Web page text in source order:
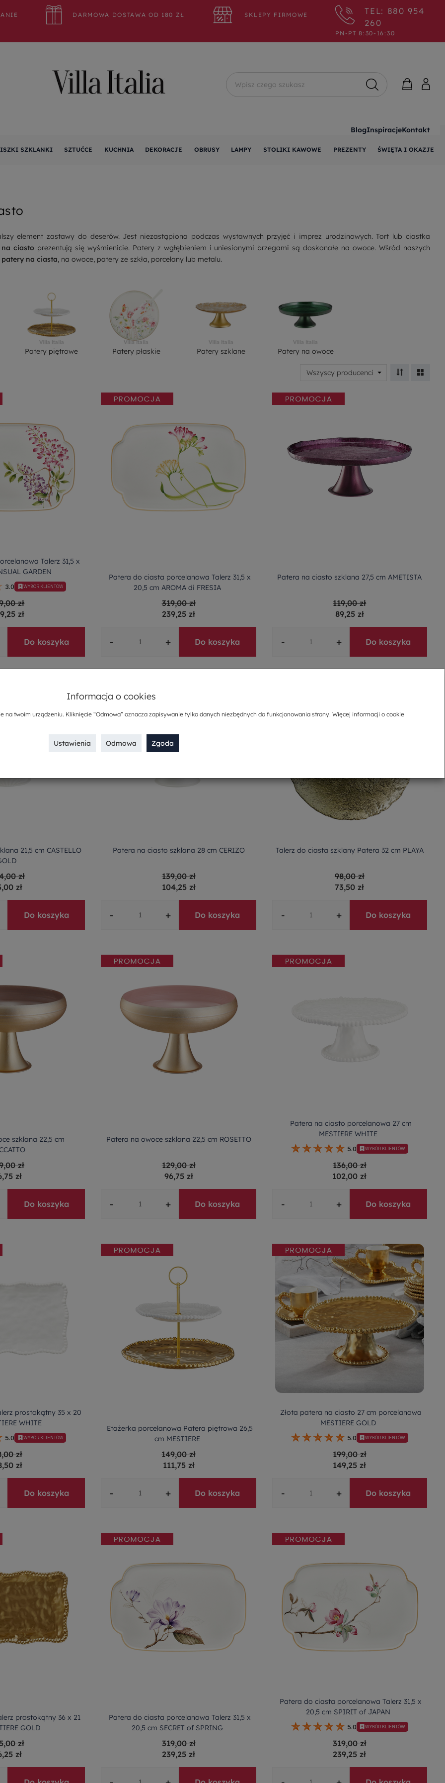
DARMOWA DOSTAWA OD 180 ZŁ SKLEPY FIRMOWE
TEL: 880 954
260
PN-PT 8:30-16:30
Wyszukaj
BlogInspiracjeKontakt
SZKLANKI SZTUĆCE KUCHNIA DEKORACJE OBRUSY LAMPY STOLIKI KAWOWE PREZENTY ŚWIĘTA I OKAZJE
element zastawy do deserów. Jest niezastąpiona podczas wystawnych przyjęć i imprez urodzinowych. Tort lub ciastka
ciasto prezentują się wyśmienicie. Patery z wgłębieniem i uniesionymi brzegami są doskonałe na owoce. Wśród naszych
patery na ciasta, na owoce, patery ze szkła, porcelany lub metalu.
Patery piętrowe Patery płaskie Patery szklane Patery na owoce
Talerz 31,5 x
GARDEN
3.0 WYBÓR KLIENTÓW
zł
zł
Do koszyka
Patera do ciasta porcelanowa Talerz 31,5 x
20,5 cm AROMA di FRESIA
319,00 zł
239,25 zł
- + Do koszyka
Patera na ciasto szklana 27,5 cm AMETISTA
119,00 zł
89,25 zł
- + Do koszyka
21,5 cm CASTELLO
zł
zł
Do koszyka
Patera na ciasto szklana 28 cm CERIZO
139,00 zł
104,25 zł
- + Do koszyka
Talerz do ciasta szklany Patera 32 cm PLAYA
98,00 zł
73,50 zł
- + Do koszyka
szklana 22,5 cm
zł
zł
Do koszyka
Patera na owoce szklana 22,5 cm ROSETTO
129,00 zł
96,75 zł
- + Do koszyka
Patera na ciasto porcelanowa 27 cm
MESTIERE WHITE
5.0 WYBÓR KLIENTÓW
136,00 zł
102,00 zł
- + Do koszyka
prostokątny 35 x 20
WHITE
5.0 WYBÓR KLIENTÓW
zł
zł
Do koszyka
Etażerka porcelanowa Patera piętrowa 26,5
cm MESTIERE
149,00 zł
111,75 zł
- + Do koszyka
Złota patera na ciasto 27 cm porcelanowa
MESTIERE GOLD
5.0 WYBÓR KLIENTÓW
199,00 zł
149,25 zł
- + Do koszyka
prostokątny 36 x 21
GOLD
zł
zł
Patera do ciasta porcelanowa Talerz 31,5 x
20,5 cm SECRET of SPRING
319,00 zł
239,25 zł
Patera do ciasta porcelanowa Talerz 31,5 x
20,5 cm SPIRIT of JAPAN
5.0 WYBÓR KLIENTÓW
319,00 zł
239,25 zł
Informacja o cookies
na twoim urządzeniu. Kliknięcie “Odmowa” oznacza zapisywanie tylko danych niezbędnych do funkcjonowania strony. Więcej informacji o cookie
Ustawienia Odmowa Zgoda